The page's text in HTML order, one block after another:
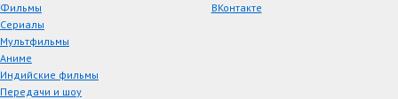
Фильмы
Сериалы
Мультфильмы
Аниме
Индийские фильмы
Передачи и шоу
ВКонтакте